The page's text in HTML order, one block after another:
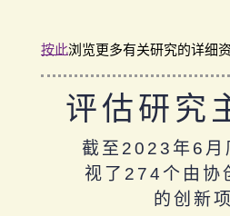
按此浏览更多有关研究的详细资
评估研究
截至2023年6月
视了274个由协
的创新